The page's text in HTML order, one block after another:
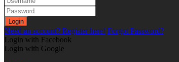
Login
Need an account? Register here! Forgot Password?
Login with Facebook
Login with Google